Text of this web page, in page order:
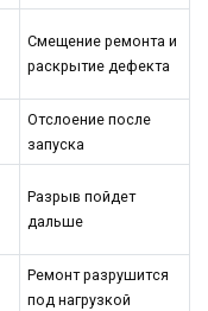
Смещение ремонта и
раскрытие дефекта
Отслоение после
запуска
Разрыв пойдет
дальше
Ремонт разрушится
под нагрузкой